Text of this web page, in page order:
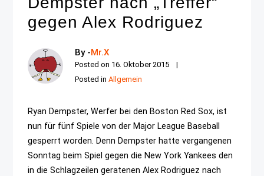
gegen Alex Rodriguez
By -Mr.X
Posted on 16. Oktober 2015
Posted inAllgemein
Ryan Dempster, Werfer bei den Boston Red Sox, ist
nun für fünf Spiele von der Major League Baseball
gesperrt worden. Denn Dempster hatte vergangenen
Sonntag beim Spiel gegen die New York Yankees den
in die Schlagzeilen geratenen Alex Rodriguez nach